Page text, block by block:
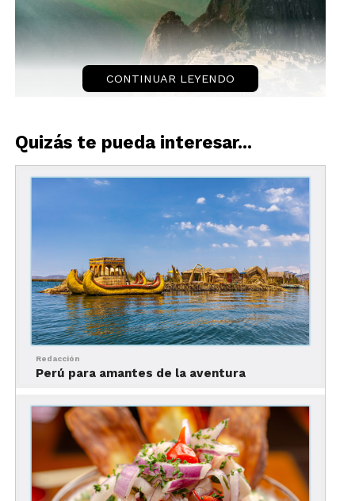
más grande que Machu
Picchu
Con más de seis hectáreas de extensión,la
es un sitio arqueológico
más grande que Machu Picchu.Está localizada a
3000 metros sobre el nivel del mar por lo que se
recomienda llegar unos días antes para
aclimatarse a la altura. La fortaleza está formada
por 420 viviendas en forma circular, murallas de
piedra y barro y techos de paja.
CONTINUAR LEYENDO
Quizás te pueda interesar...
Redacción
Perú para amantes de la aventura